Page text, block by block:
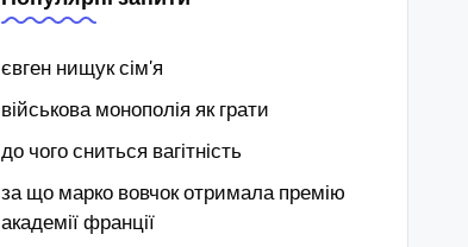
євген нищук сім'я
військова монополія як грати
до чого сниться вагітність
за що марко вовчок отримала премію
академії франції